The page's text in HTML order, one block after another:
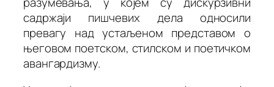
садржаји пишчевих дела односили
превагу над устаљеном представом о
његовом поетском, стилском и поетичком
авангардизму.